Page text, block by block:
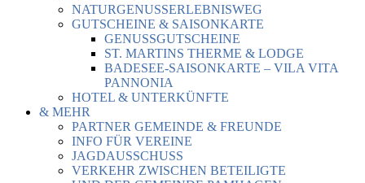
NATURGENUSSERLEBNISWEG
GUTSCHEINE & SAISONKARTE
GENUSSGUTSCHEINE
ST. MARTINS THERME & LODGE
BADESEE-SAISONKARTE – VILA VITA
PANNONIA
HOTEL & UNTERKÜNFTE
& MEHR
PARTNER GEMEINDE & FREUNDE
INFO FÜR VEREINE
JAGDAUSSCHUSS
VERKEHR ZWISCHEN BETEILIGTE